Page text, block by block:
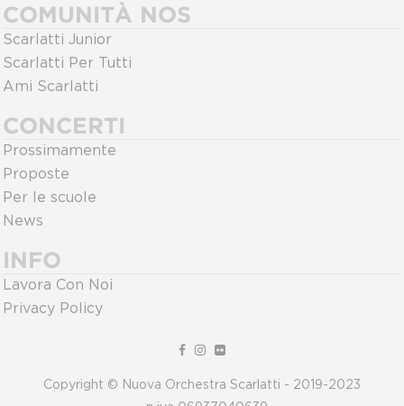
COMUNITÀ NOS
Scarlatti Junior
Scarlatti Per Tutti
Ami Scarlatti
CONCERTI
Prossimamente
Proposte
Per le scuole
News
INFO
Lavora Con Noi
Privacy Policy
Copyright © Nuova Orchestra Scarlatti - 2019-2023